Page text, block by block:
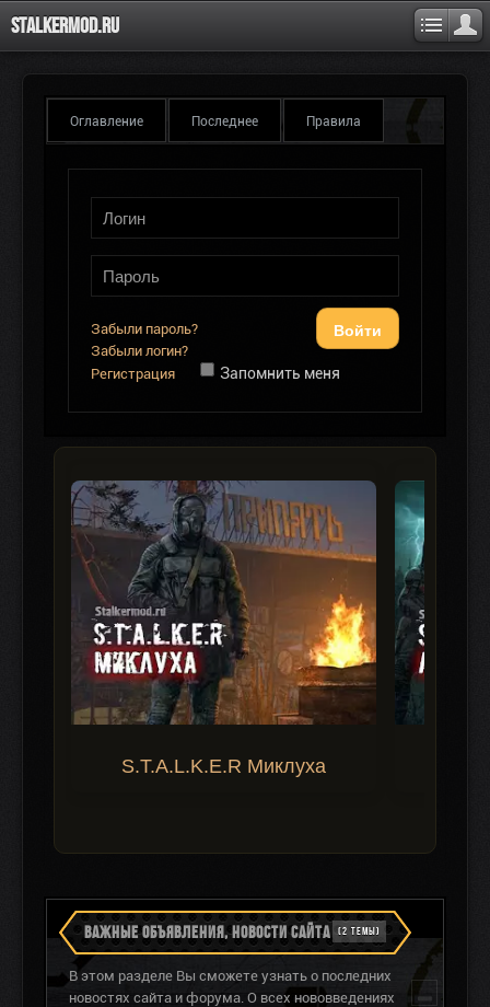
Stalkermod.ru
Оглавление Последнее Правила
Войти
Забыли пароль?
Забыли логин?
Регистрация
Запомнить меня
S.T.A.L.K.E.R Миклуха
ВАЖНЫЕ ОБЪЯВЛЕНИЯ, НОВОСТИ САЙТА (2 ТЕМЫ)
В этом разделе Вы сможете узнать о последних
новостях сайта и форума. О всех нововведениях